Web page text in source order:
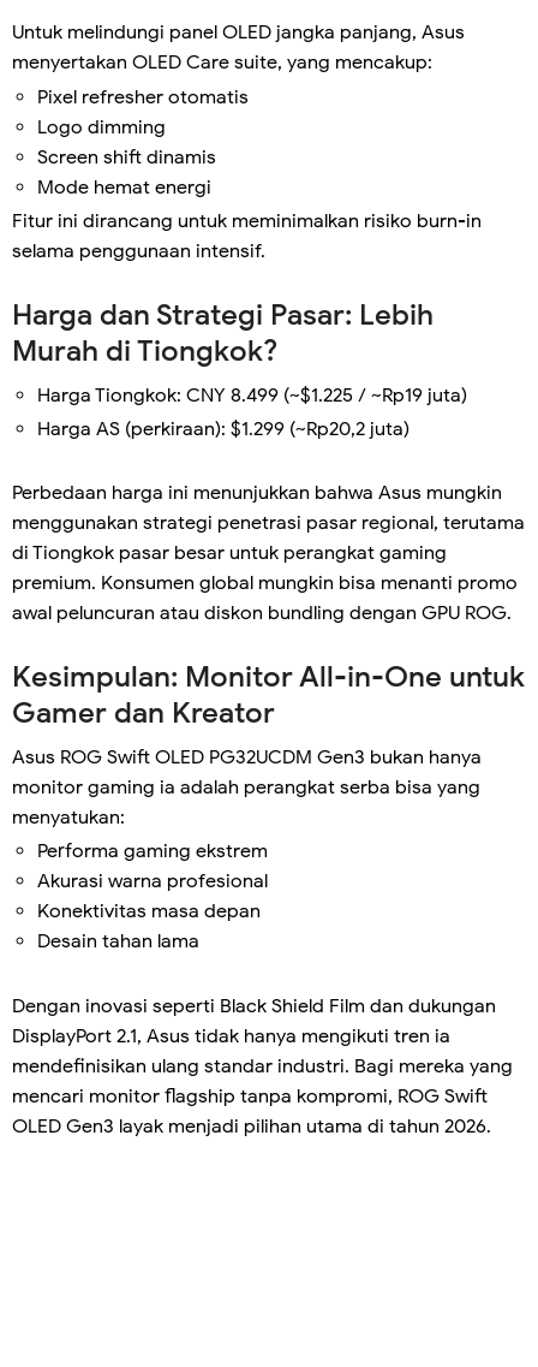
Untuk melindungi panel OLED jangka panjang, Asus
menyertakan OLED Care suite, yang mencakup:
Pixel refresher otomatis
Logo dimming
Screen shift dinamis
Mode hemat energi
Fitur ini dirancang untuk meminimalkan risiko burn-in
selama penggunaan intensif.
Harga dan Strategi Pasar: Lebih
Murah di Tiongkok?
Harga Tiongkok: CNY 8.499 (~$1.225 / ~Rp19 juta)
Harga AS (perkiraan): $1.299 (~Rp20,2 juta)
Perbedaan harga ini menunjukkan bahwa Asus mungkin
menggunakan strategi penetrasi pasar regional, terutama
di Tiongkok pasar besar untuk perangkat gaming
premium. Konsumen global mungkin bisa menanti promo
awal peluncuran atau diskon bundling dengan GPU ROG.
Kesimpulan: Monitor All-in-One untuk
Gamer dan Kreator
Asus ROG Swift OLED PG32UCDM Gen3 bukan hanya
monitor gaming ia adalah perangkat serba bisa yang
menyatukan:
Performa gaming ekstrem
Akurasi warna profesional
Konektivitas masa depan
Desain tahan lama
Dengan inovasi seperti Black Shield Film dan dukungan
DisplayPort 2.1, Asus tidak hanya mengikuti tren ia
mendefinisikan ulang standar industri. Bagi mereka yang
mencari monitor flagship tanpa kompromi, ROG Swift
OLED Gen3 layak menjadi pilihan utama di tahun 2026.